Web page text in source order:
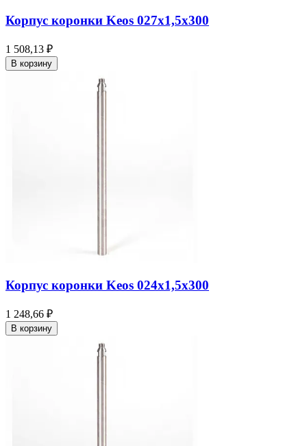
Корпус коронки Keos 027x1,5x300
1 508,13 ₽
В корзину
Корпус коронки Keos 024x1,5x300
1 248,66 ₽
В корзину